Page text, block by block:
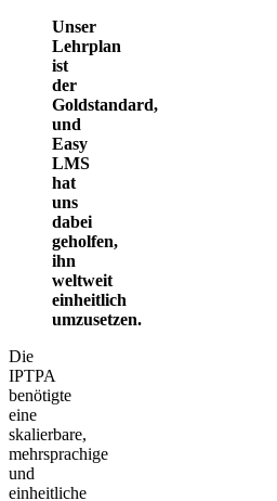
Unser
Lehrplan
ist
der
Goldstandard,
und
Easy
LMS
hat
uns
dabei
geholfen,
ihn
weltweit
einheitlich
umzusetzen.
Die
IPTPA
benötigte
eine
skalierbare,
mehrsprachige
und
einheitliche